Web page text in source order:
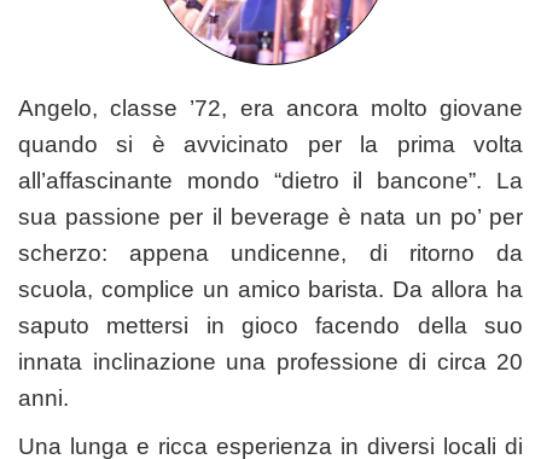
Angelo, classe ’72, era ancora molto giovane
quando si è avvicinato per la prima volta
all’affascinante mondo “dietro il bancone”. La
sua passione per il beverage è nata un po’ per
scherzo: appena undicenne, di ritorno da
scuola, complice un amico barista. Da allora ha
saputo mettersi in gioco facendo della suo
innata inclinazione una professione di circa 20
anni.
Una lunga e ricca esperienza in diversi locali di